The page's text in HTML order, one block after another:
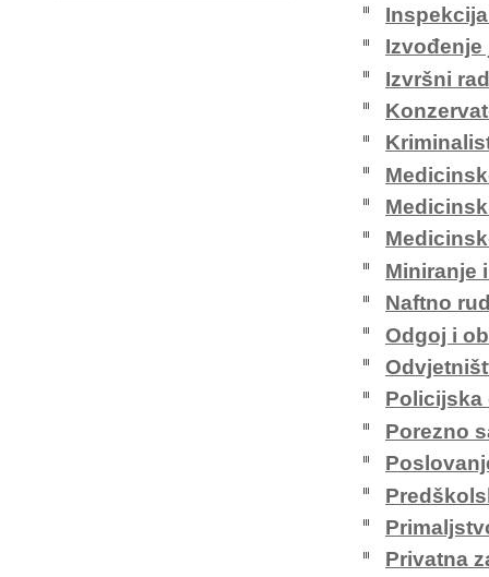
Izvršni
Miniranje
Naftno
Odgoj i
Policijska
Porezno
Privatna